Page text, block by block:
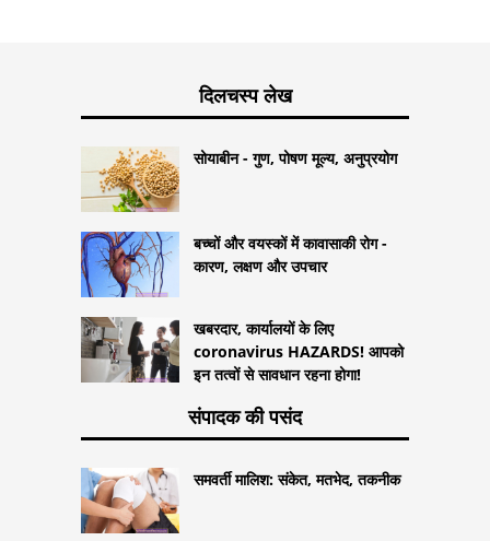
दिलचस्प लेख
सोयाबीन - गुण, पोषण मूल्य, अनुप्रयोग
बच्चों और वयस्कों में कावासाकी रोग -
कारण, लक्षण और उपचार
खबरदार, कार्यालयों के लिए
coronavirus HAZARDS! आपको
इन तत्वों से सावधान रहना होगा!
संपादक की पसंद
समवर्ती मालिश: संकेत, मतभेद, तकनीक